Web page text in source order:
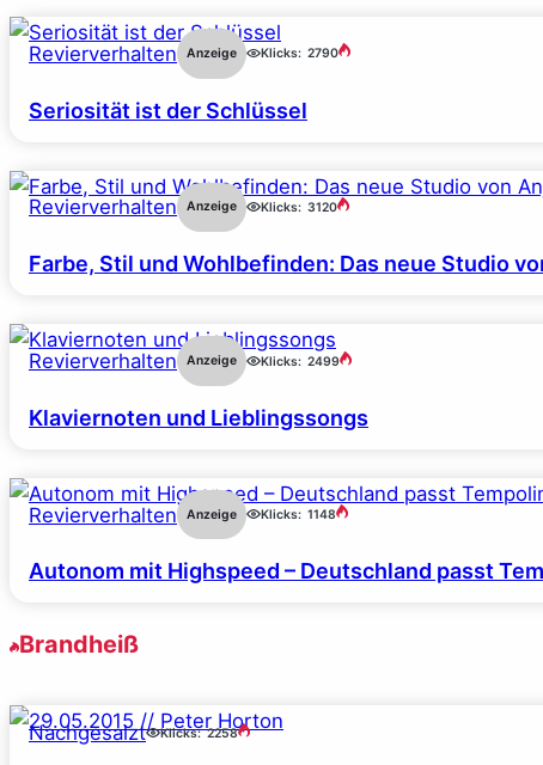
Revierverhalten Anzeige Klicks: 2790
Seriosität ist der Schlüssel
Revierverhalten Anzeige Klicks: 3120
Farbe, Stil und Wohlbefinden: Das neue Studio
Revierverhalten Anzeige Klicks: 2499
Klaviernoten und Lieblingssongs
Revierverhalten Anzeige Klicks: 1148
Autonom mit Highspeed – Deutschland passt
Brandheiß
Nachgesalzt Klicks: 2258